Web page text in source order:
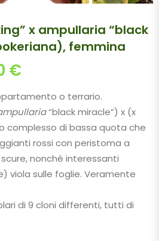
x ampullaria “black
femmina
€
o terrario.
“black miracle”) x (x
complesso di bassa quota che
rossi con peristoma a
nonché interessanti
viola sulle foglie. Veramente
di 9 cloni differenti, tutti di